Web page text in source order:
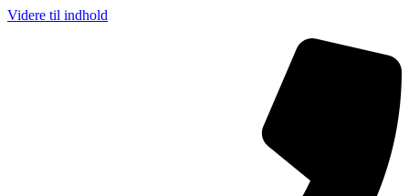
Videre til indhold